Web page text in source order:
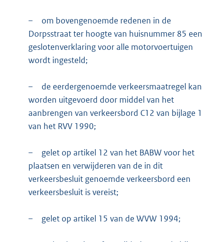
–
om bovengenoemde redenen in de
Dorpsstraat ter hoogte van huisnummer 85 een
geslotenverklaring voor alle motorvoertuigen
wordt ingesteld;
–
de eerdergenoemde verkeersmaatregel kan
worden uitgevoerd door middel van het
aanbrengen van verkeersbord C12 van bijlage 1
van het RVV 1990;
–
gelet op artikel 12 van het BABW voor het
plaatsen en verwijderen van de in dit
verkeersbesluit genoemde verkeersbord een
verkeersbesluit is vereist;
– gelet op artikel 15 van de WVW 1994;